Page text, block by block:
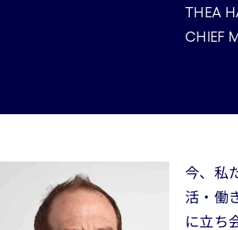
THEA
CHIEF
今、私
活・働
に立ち